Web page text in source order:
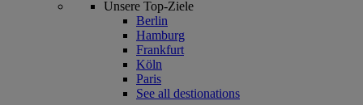
Unsere Top-Ziele
Berlin
Hamburg
Frankfurt
Köln
Paris
See all destionations